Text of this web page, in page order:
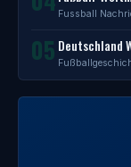
Fussball
05 Deutschland